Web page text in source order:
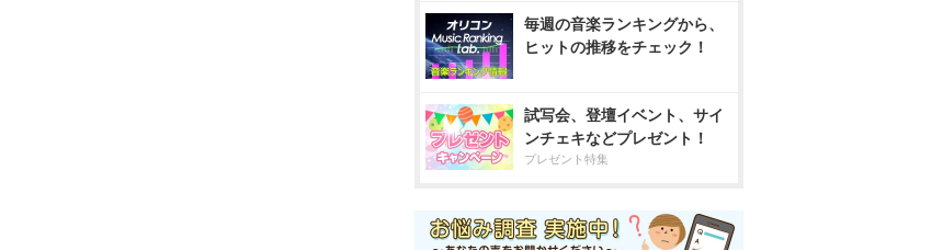
毎週の音楽ランキングから、
ヒットの推移をチェック！
試写会、登壇イベント、サイ
ンチェキなどプレゼント！
プレゼント特集